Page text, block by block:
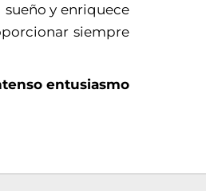
sueño y enriquece
siempre
entusiasmo